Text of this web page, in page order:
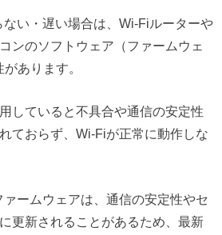
い・遅い場合は、Wi-Fiルーターや
ンのソフトウェア（ファームウェ
あります。
していると不具合や通信の安定性
ておらず、Wi-Fiが正常に動作しな
ームウェアは、通信の安定性やセ
更新されることがあるため、最新